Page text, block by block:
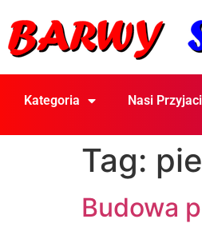
Kategoria Nasi
Tag:
Budowa